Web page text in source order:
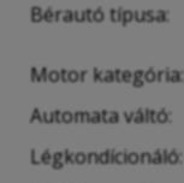
Bérautó típusa:
Motor kategória:
Automata váltó:
Légkondícionáló: